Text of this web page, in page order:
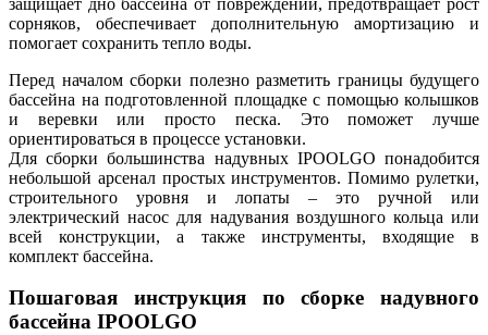
сорняков, обеспечивает дополнительную амортизацию и
помогает сохранить тепло воды.
Перед началом сборки полезно разметить границы будущего
бассейна на подготовленной площадке с помощью колышков
и веревки или просто песка. Это поможет лучше
ориентироваться в процессе установки.
Для сборки большинства надувных IPOOLGO понадобится
небольшой арсенал простых инструментов. Помимо рулетки,
строительного уровня и лопаты – это ручной или
электрический насос для надувания воздушного кольца или
всей конструкции, а также инструменты, входящие в
комплект бассейна.
Пошаговая инструкция по сборке надувного
бассейна IPOOLGO